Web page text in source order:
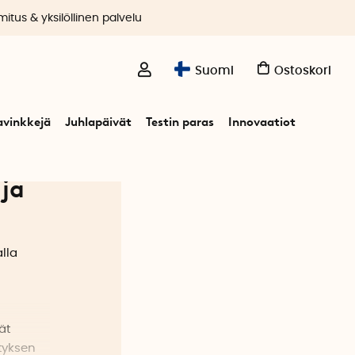
Suomi Ostoskori
Juhlapäivät Testin paras Innovaatiot
& yksilöllinen palvelu